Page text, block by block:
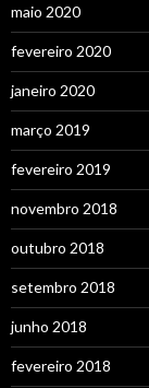
maio 2020
fevereiro 2020
janeiro 2020
março 2019
fevereiro 2019
novembro 2018
outubro 2018
setembro 2018
junho 2018
fevereiro 2018